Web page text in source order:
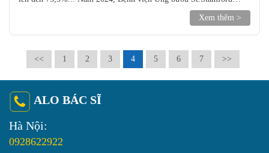
Quảng Châu đã đạt được nhiều thành tựu nổi bật trong lĩnh vực y tế
Xem thêm >
<< 1 2 3 4 5 6 7 >>
ALO BÁC SĨ
Hà Nội:
0928622922